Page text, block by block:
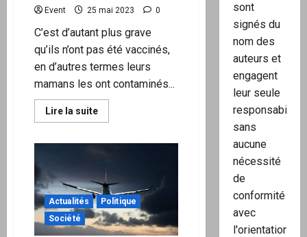
données
affirmer
que
le
de
mer
scandinave
Event 25 mai 2023 0
C’est d’autant plus grave
qu’ils n’ont pas été vaccinés,
en d’autres termes leurs
mamans les ont contaminés...
Lire la suiteEn
savoir
nouveau-
nés
britanniques
diagnostiqués
avec
une
myocardite
Actualités
Politique
Société
sont
signés du
nom des
auteurs et
engagent
leur seule
responsabilité,
sans
aucune
nécessité
de
conformité
avec
l'orientation